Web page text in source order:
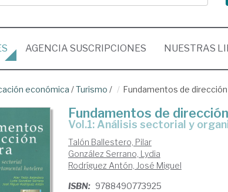
AGENCIA SUSCRIPCIONES NUESTRAS
económica /Turismo / Fundamentos de
Fundamentos de
vol.1: Análisis sectorial y
Talón Ballestero, Pilar
González Serrano, Lydia
Rodríguez Antón, José Miguel
ISBN: 9788490773925